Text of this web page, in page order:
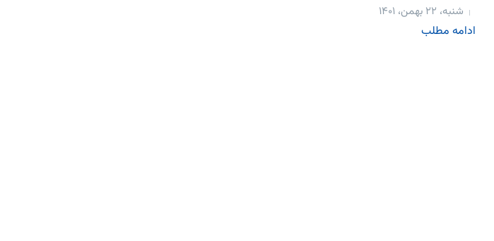
شنبه، ۲۲ بهمن، ۱۴۰۱
ادامه مطلب